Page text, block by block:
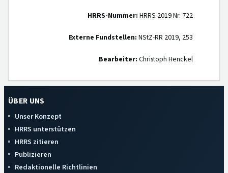
HRRS-Nummer: HRRS 2019 Nr. 722
Externe Fundstellen: NStZ-RR 2019, 253
Bearbeiter: Christoph Henckel
ÜBER UNS
Unser Konzept
HRRS unterstützen
HRRS zitieren
Publizieren
Redaktionelle Richtlinien